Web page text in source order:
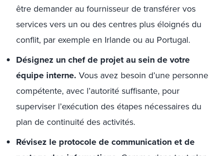
être demander au fournisseur de transférer vos
services vers un ou des centres plus éloignés du
conflit, par exemple en Irlande ou au Portugal.
Désignez un chef de projet au sein de votre
équipe interne. Vous avez besoin d’une personne
compétente, avec l’autorité suffisante, pour
superviser l’exécution des étapes nécessaires du
plan de continuité des activités.
Révisez le protocole de communication et de